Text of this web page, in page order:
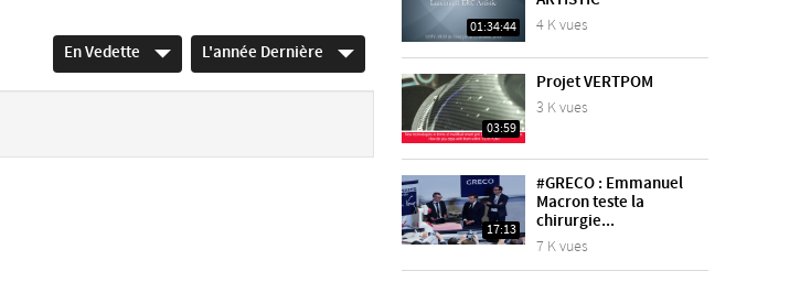
En Vedette L'année Dernière
01:34:44 4 K vues
03:59
Projet VERTPOM
3 K vues
17:13
#GRECO : Emmanuel
Macron teste la
chirurgie...
7 K vues